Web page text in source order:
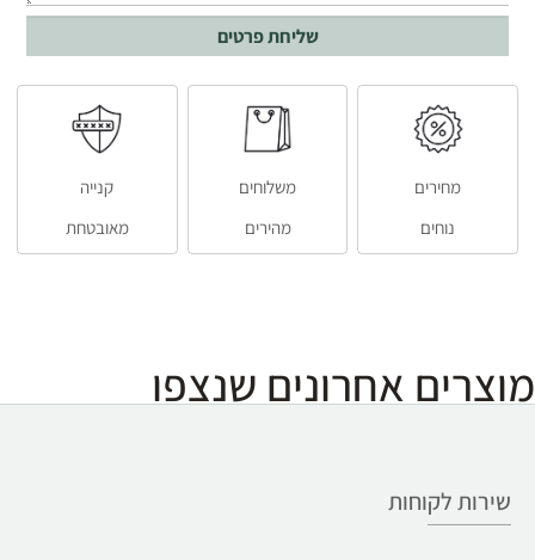
מחירים
נוחים
משלוחים
מהירים
קנייה
מאובטחת
מוצרים אחרונים שנצפו
שירות לקוחות